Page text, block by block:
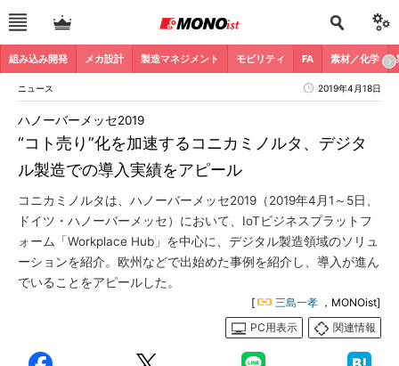
組み込み開発 メカ設計 製造マネジメント モビリティ FA 素材／化学
ニュース 2019年4月18日
“コト売り”化を加速するコニカミノルタ、デジタ
ル製造での導入実績をアピール
ハノーバーメッセ2019
コニカミノルタは、ハノーバーメッセ2019（2019年4月1～5日、
ドイツ・ハノーバーメッセ）において、IoTビジネスプラットフ
ォーム「Workplace Hub」を中心に、デジタル製造領域のソリュ
ーションを紹介。欧州などで出始めた事例を紹介し、導入が進ん
でいることをアピールした。
[ 三島一孝 ，MONOist]
PC用表示
関連情報